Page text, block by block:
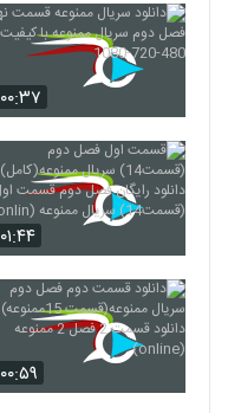
۰۰:۳۷
۰۱:۴۴
۰۰:۵۹